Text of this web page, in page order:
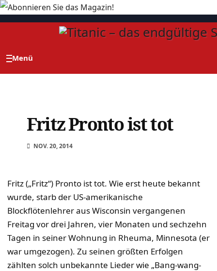
Zum
Fritz Pronto ist tot
NOV. 20, 2014
Fritz („Fritz“) Pronto ist tot. Wie erst heute bekannt
wurde, starb der US-amerikanische
Blockflötenlehrer aus Wisconsin vergangenen
Freitag vor drei Jahren, vier Monaten und sechzehn
Tagen in seiner Wohnung in Rheuma, Minnesota (er
war umgezogen). Zu seinen größten Erfolgen
zählten solch unbekannte Lieder wie „Bang-wang-